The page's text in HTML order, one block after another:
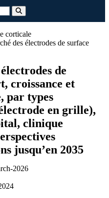
des électrodes de surface
de
croissance et
par types
en grille),
clinique
jusqu’en 2035
2026